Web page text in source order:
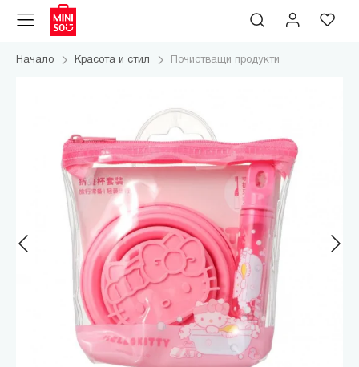
Начало Красота и стил Почистващи продукти